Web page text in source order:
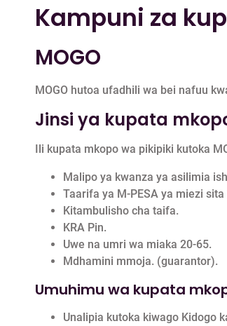
Kampuni za
MOGO
MOGO hutoa ufadhili wa bei nafuu
Jinsi ya kupata
Ili kupata mkopo wa pikipiki kutoka
Malipo ya kwanza ya asilimia
Taarifa ya M-PESA ya miezi
Kitambulisho cha taifa.
KRA Pin.
Uwe na umri wa miaka 20-65.
Mdhamini mmoja. (guarantor).
Umuhimu wa kupata
Unalipia kutoka kiwago Kidogo